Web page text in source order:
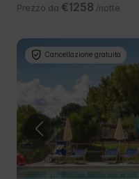
Prezzo da €1258 /notte
Cancellazione gratuita